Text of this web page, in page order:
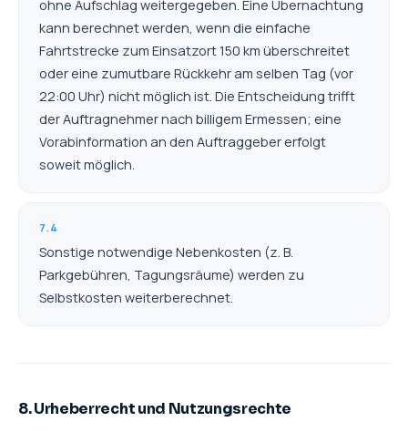
ohne Aufschlag weitergegeben. Eine Übernachtung
kann berechnet werden, wenn die einfache
Fahrtstrecke zum Einsatzort 150 km überschreitet
oder eine zumutbare Rückkehr am selben Tag (vor
22:00 Uhr) nicht möglich ist. Die Entscheidung trifft
der Auftragnehmer nach billigem Ermessen; eine
Vorabinformation an den Auftraggeber erfolgt
soweit möglich.
7.4
Sonstige notwendige Nebenkosten (z. B.
Parkgebühren, Tagungsräume) werden zu
Selbstkosten weiterberechnet.
8. Urheberrecht und Nutzungsrechte